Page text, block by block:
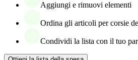
Aggiungi e rimuovi elementi
Ordina gli articoli per corsie
Condividi la lista con il tuo